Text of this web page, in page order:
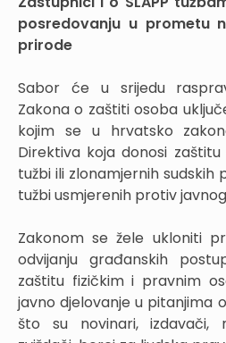
posredovanju u prometu
prirode
Sabor će u srijedu
Zakona o zaštiti osoba
kojim se u hrvatsko
Direktiva koja donosi
tužbi ili zlonamjernih
tužbi usmjerenih protiv
Zakonom se žele ukloniti
odvijanju građanskih
zaštitu fizičkim i pravnim
javno djelovanje u pitanjima
što su novinari, izdavači,